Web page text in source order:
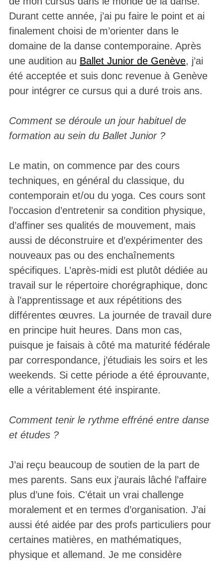
Durant cette année, j’ai pu faire le point et ai
finalement choisi de m’orienter dans le
domaine de la danse contemporaine. Après
une audition au Ballet Junior de Genève, j’ai
été acceptée et suis donc revenue à Genève
pour intégrer ce cursus qui a duré trois ans.
Comment se déroule un jour habituel de
formation au sein du Ballet Junior ?
Le matin, on commence par des cours
techniques, en général du classique, du
contemporain et/ou du yoga. Ces cours sont
l’occasion d’entretenir sa condition physique,
d’affiner ses qualités de mouvement, mais
aussi de déconstruire et d’expérimenter des
nouveaux pas ou des enchaînements
spécifiques. L’après-midi est plutôt dédiée au
travail sur le répertoire chorégraphique, donc
à l’apprentissage et aux répétitions des
différentes œuvres. La journée de travail dure
en principe huit heures. Dans mon cas,
puisque je faisais à côté ma maturité fédérale
par correspondance, j’étudiais les soirs et les
weekends. Si cette période a été éprouvante,
elle a véritablement été inspirante.
Comment tenir le rythme effréné entre danse
et études ?
J’ai reçu beaucoup de soutien de la part de
mes parents. Sans eux j’aurais lâché l’affaire
plus d’une fois. C’était un vrai challenge
moralement et en termes d’organisation. J’ai
aussi été aidée par des profs particuliers pour
certaines matières, en mathématiques,
physique et allemand. Je me considère